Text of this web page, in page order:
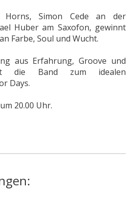
Simon Cede an der
Huber am Saxofon, gewinnt
Farbe, Soul und Wucht.
aus Erfahrung, Groove und
die Band zum idealen
Days.
20.00 Uhr.